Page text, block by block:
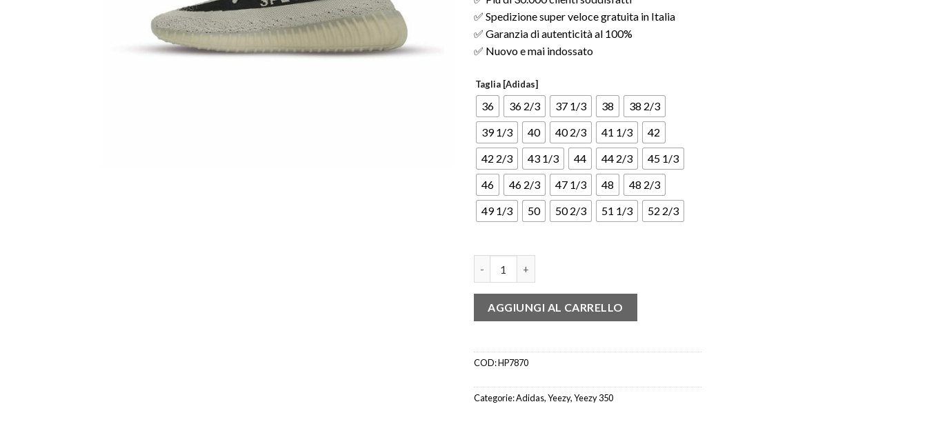
✅ Spedizione super veloce gratuita in Italia
✅ Garanzia di autenticità al 100%
✅ Nuovo e mai indossato
Taglia [Adidas]
36 36 2/3 37 1/3 38
38 2/3
39 1/3
40 40 2/3 41 1/3
42
42 2/3
43 1/3 44 44 2/3
45 1/3
46
46 2/3 47 1/3 48
48 2/3
49 1/3
50 50 2/3 51 1/3 52 2/3
AGGIUNGI AL CARRELLO
COD:HP7870
Categorie:Adidas,Yeezy,Yeezy 350